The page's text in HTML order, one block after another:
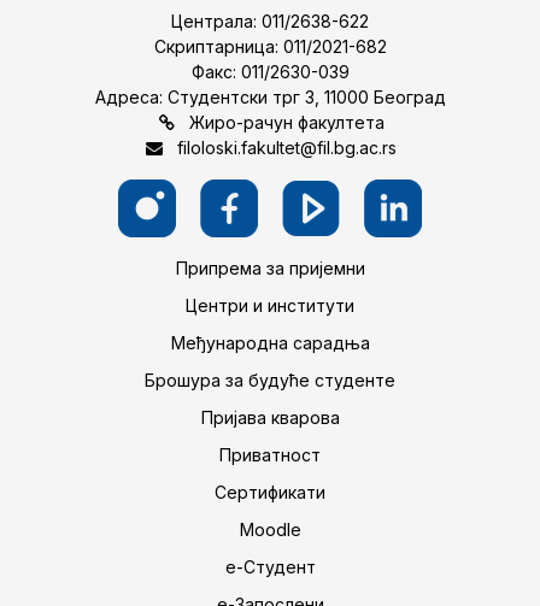
Централа: 011/2638-622
Скриптарница: 011/2021-682
Факс: 011/2630-039
Адреса: Студентски трг 3, 11000 Београд
Жиро-рачун факултета
filoloski.fakultet@fil.bg.ac.rs
Припрема за пријемни
Центри и институти
Међународна сарадња
Брошура за будуће студенте
Пријава кварова
Приватност
Сертификати
Moodle
е-Студент